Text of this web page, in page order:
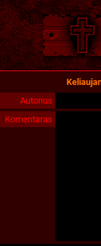
Autorius
Komentaras